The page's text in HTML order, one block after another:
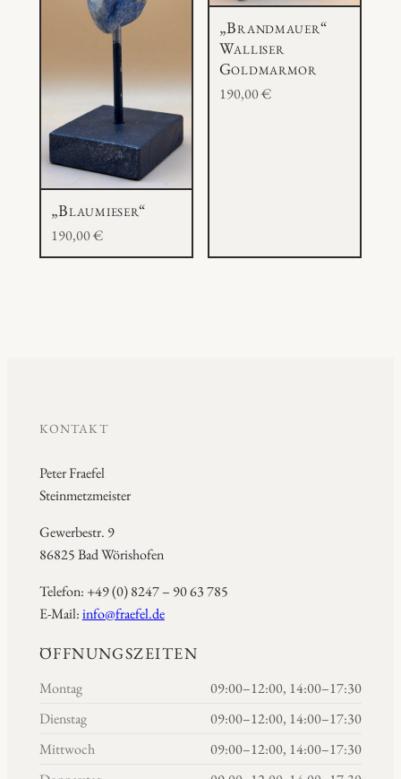
„Blaumieser“
190,00€
„Brandmauer“
Walliser
Goldmarmor
190,00€
KONTAKT
Peter Fraefel
Steinmetzmeister
Gewerbestr. 9
86825 Bad Wörishofen
Telefon: +49 (0) 8247 – 90 63 785
E-Mail:info@fraefel.de
ÖFFNUNGSZEITEN
Montag
09:00–12:00, 14:00–17:30
Dienstag
09:00–12:00, 14:00–17:30
Mittwoch
09:00–12:00, 14:00–17:30